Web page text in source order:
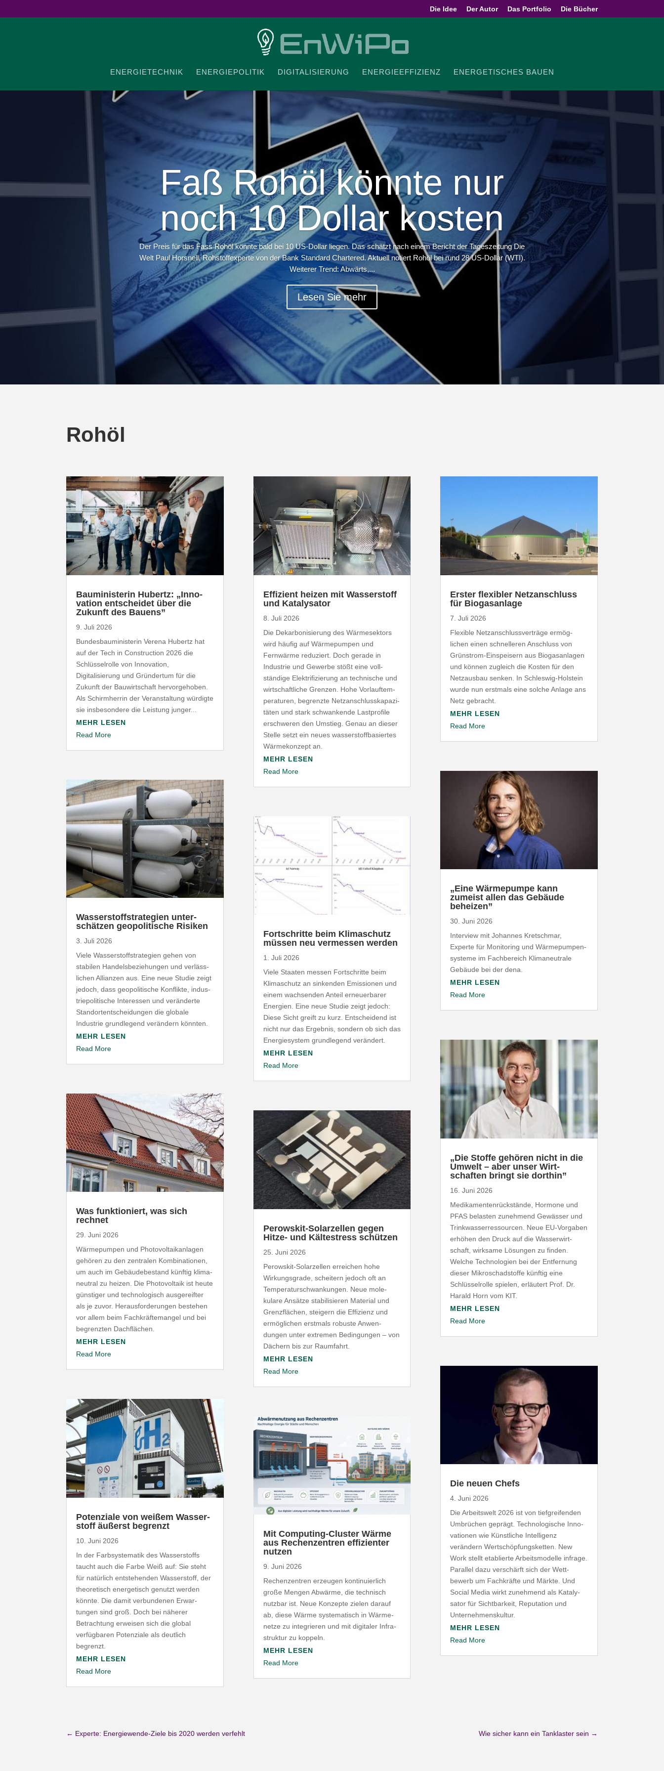
Die Idee Der Autor Das Portfolio Die Bücher
ENER­GIE­TECHNIK ENER­GIE­PO­LITIK DIGI­TA­LI­SIERUNG ENER­GIE­EF­FI­ZIENZ ENER­GE­TI­SCHES BAUEN
Faß Rohöl könnte nur
noch10Dollar kosten
Der Preis für das Fass Rohöl könnte bald bei 10 US-Dollar liegen. Das schätzt nach einem Bericht der Tageszeitung Die
Welt Paul Horsnell, Rohstoffexperte von der Bank Standard Chartered. Aktuell notiert Rohöl bei rund 28 US-Dollar (WTI).
Weiterer Trend: Abwärts,...
Lesen Sie mehr
Rohöl
Baumi­nis­terin Hubertz: „Inno­
vation entscheidet über die
Zukunft des Bauens”
9. Juli 2026
Bundesbauministerin Verena Hubertz hat
auf der Tech in Construction 2026 die
Schlüsselrolle von Innovation,
Digitalisierung und Gründertum für die
Zukunft der Bauwirtschaft hervorgehoben.
Als Schirmherrin der Veranstaltung würdigte
sie insbesondere die Leistung junger...
MEHR LESEN
Read More
Wasser­stoff­stra­tegien unter­
schätzen geopo­li­tische Risiken
3. Juli 2026
Viele Wasser­stoff­stra­tegien gehen von
stabilen Handels­be­zie­hungen und verläss­
lichen Allianzen aus. Eine neue Studie zeigt
jedoch, dass geopo­li­tische Konflikte, indus­
trie­po­li­tische Inter­essen und verän­derte
Stand­ort­ent­schei­dungen die globale
Industrie grund­legend verändern könnten.
MEHR LESEN
Read More
Was funk­tio­niert, was sich
rechnet
29. Juni 2026
Wärme­pumpen und Photo­vol­ta­ik­an­lagen
gehören zu den zentralen Kombi­na­tionen,
um auch im Gebäu­de­be­stand künftig klima­
neutral zu heizen. Die Photo­voltaik ist heute
günstiger und tech­no­lo­gisch ausge­reifter
als je zuvor. Heraus­for­de­rungen bestehen
vor allem beim Fach­kräf­te­mangel und bei
begrenzten Dachflächen.
MEHR LESEN
Read More
Poten­ziale von weißem Wasser­
stoff äußerst begrenzt
10. Juni 2026
In der Farb­sys­te­matik des Wasser­stoffs
taucht auch die Farbe Weiß auf: Sie steht
für natürlich entste­henden Wasser­stoff, der
theo­re­tisch ener­ge­tisch genutzt werden
könnte. Die damit verbun­denen Erwar­
tungen sind groß. Doch bei näherer
Betrachtung erweisen sich die global
verfüg­baren Poten­ziale als deutlich
begrenzt.
MEHR LESEN
Read More
Effizient heizen mit Wasser­stoff
und Katalysator
8. Juli 2026
Die Dekar­bo­ni­sierung des Wärme­sektors
wird häufig auf Wärme­pumpen und
Fernwärme reduziert. Doch gerade in
Industrie und Gewerbe stößt eine voll­
ständige Elek­tri­fi­zierung an tech­nische und
wirt­schaft­liche Grenzen. Hohe Vorlauf­tem­
pe­ra­turen, begrenzte Netz­an­schluss­ka­pa­zi­
täten und stark schwan­kende Last­profile
erschweren den Umstieg. Genau an dieser
Stelle setzt ein neues wasser­stoff­ba­siertes
Wärme­konzept an.
MEHR LESEN
Read More
Fort­schritte beim Klima­schutz
müssen neu vermessen werden
1. Juli 2026
Viele Staaten messen Fort­schritte beim
Klima­schutz an sinkenden Emis­sionen und
einem wach­senden Anteil erneu­er­barer
Energien. Eine neue Studie zeigt jedoch:
Diese Sicht greift zu kurz. Entscheidend ist
nicht nur das Ergebnis, sondern ob sich das
Ener­gie­system grund­legend verändert.
MEHR LESEN
Read More
Perowskit-​Solarzellen gegen
Hitze- und Kälte­stress schützen
25. Juni 2026
Perowskit-​Solarzellen erreichen hohe
Wirkungs­grade, scheitern jedoch oft an
Tempe­ra­tur­schwan­kungen. Neue mole­
kulare Ansätze stabi­li­sieren Material und
Grenz­flächen, steigern die Effizienz und
ermög­lichen erstmals robuste Anwen­
dungen unter extremen Bedin­gungen – von
Dächern bis zur Raumfahrt.
MEHR LESEN
Read More
Mit Computing-​Cluster Wärme
aus Rechen­zentren effi­zi­enter
nutzen
9. Juni 2026
Rechen­zentren erzeugen konti­nu­ierlich
große Mengen Abwärme, die technisch
nutzbar ist. Neue Konzepte zielen darauf
ab, diese Wärme syste­ma­tisch in Wärme­
netze zu inte­grieren und mit digitaler Infra­
struktur zu koppeln.
MEHR LESEN
Read More
Erster flexibler Netz­an­schluss
für Biogasanlage
7. Juli 2026
Flexible Netz­an­schluss­ver­träge ermög­
lichen einen schnel­leren Anschluss von
Grünstrom-​Einspeisern aus Biogas­an­lagen
und können zugleich die Kosten für den
Netz­ausbau senken. In Schleswig-​Holstein
wurde nun erstmals eine solche Anlage ans
Netz gebracht.
MEHR LESEN
Read More
„Eine Wärme­pumpe kann
zumeist allen das Gebäude
beheizen”
30. Juni 2026
Interview mit Johannes Kret­schmar,
Experte für Moni­toring und Wärme­pum­pen­
systeme im Fach­be­reich Klima­neu­trale
Gebäude bei der dena.
MEHR LESEN
Read More
„Die Stoffe gehören nicht in die
Umwelt – aber unser Wirt­
schaften bringt sie dorthin”
16. Juni 2026
Medi­ka­men­ten­rück­stände, Hormone und
PFASbelasten zunehmend Gewässer und
Trink­was­ser­res­sourcen. Neue EU-​Vorgaben
erhöhen den Druck auf die Wasser­wirt­
schaft, wirksame Lösungen zu finden.
Welche Tech­no­logien bei der Entfernung
dieser Mikro­schad­stoffe künftig eine
Schlüs­sel­rolle spielen, erläutert Prof. Dr.
Harald Horn vom KIT.
MEHR LESEN
Read More
Die neuen Chefs
4. Juni 2026
Die Arbeitswelt 2026 ist von tief­grei­fenden
Umbrüchen geprägt. Tech­no­lo­gische Inno­
va­tionen wie Künst­liche Intel­ligenz
verändern Wert­schöp­fungs­ketten. New
Work stellt etablierte Arbeits­mo­delle infrage.
Parallel dazu verschärft sich der Wett­
bewerb um Fach­kräfte und Märkte. Und
Social Media wirkt zunehmend als Kata­ly­
sator für Sicht­barkeit, Repu­tation und
Unternehmenskultur.
MEHR LESEN
Read More
← Experte: Energiewende-Ziele bis 2020 werden verfehlt Wie sicher kann ein Tanklaster sein →